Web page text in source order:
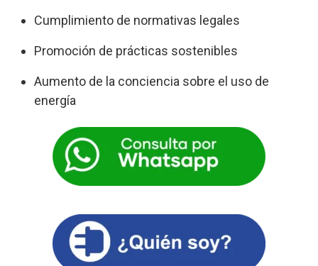
Cumplimiento de normativas legales
Promoción de prácticas sostenibles
Aumento de la conciencia sobre el uso de
energía